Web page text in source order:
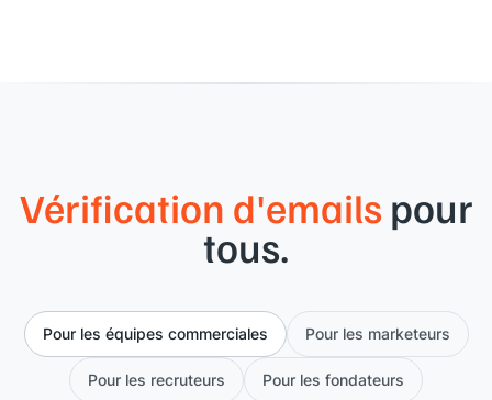
Vérification d'emails pour
tous.
Pour les équipes commerciales Pour les marketeurs
Pour les recruteurs Pour les fondateurs